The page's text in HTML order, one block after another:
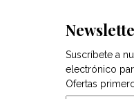
Suscríbete a
electrónico
Ofertas